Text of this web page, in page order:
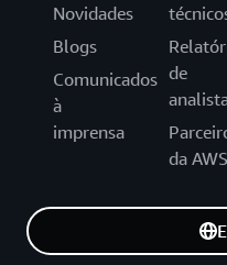
Novidades
Blogs
Comunicados
à
imprensa
de
da AWS